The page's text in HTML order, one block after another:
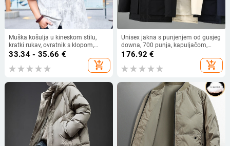
Muška košulja u kineskom stilu,
kratki rukav, ovratnik s klopom,
poliester, 95% poliester, pogodna za
33.34 - 35.66 €
add_shopping_cart
Unisex jakna s punjenjem od gusjeg
downa, 700 punja, kapuljačom,
debela izolacija, zaštita od -30°C do
176.92 €
add_shopping_cart